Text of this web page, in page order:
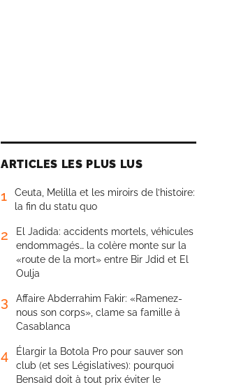
ARTICLES LES PLUS LUS
1
Ceuta, Melilla et les miroirs de l’histoire:
la fin du statu quo
2
El Jadida: accidents mortels, véhicules
endommagés… la colère monte sur la
«route de la mort» entre Bir Jdid et El
Oulja
3
Affaire Abderrahim Fakir: «Ramenez-
nous son corps», clame sa famille à
Casablanca
4
Élargir la Botola Pro pour sauver son
club (et ses Législatives): pourquoi
Bensaïd doit à tout prix éviter le